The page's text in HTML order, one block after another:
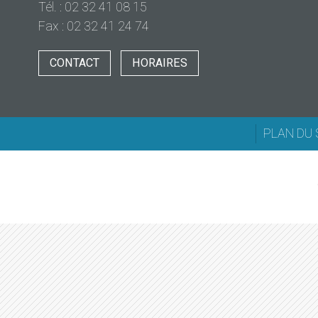
Tél. : 02 32 41 08 15
Fax : 02 32 41 24 74
CONTACT HORAIRES
PLAN DU